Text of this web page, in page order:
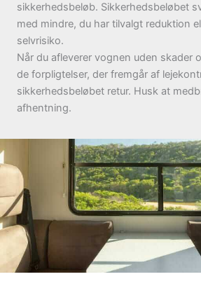
sikkerhedsbeløb. Sikkerhedsbeløbet
med mindre, du har tilvalgt reduktion
selvrisiko.
Når du afleverer vognen uden skader
de forpligtelser, der fremgår af
sikkerhedsbeløbet retur. Husk at
afhentning.